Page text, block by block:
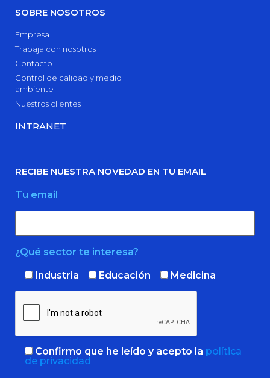
SOBRE NOSOTROS
Empresa
Trabaja con nosotros
Contacto
Control de calidad y medio
ambiente
Nuestros clientes
INTRANET
RECIBE NUESTRA NOVEDAD EN TU EMAIL
Tu email
¿Qué sector te interesa?
Industria Educación Medicina
Confirmo que he leído y acepto la política
de privacidad